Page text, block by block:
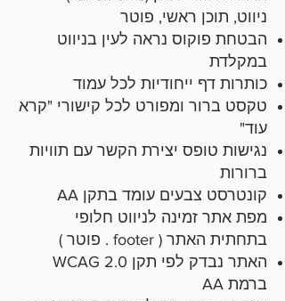
ניווט, תוכן ראשי, פוטר
הבטחת פוקוס נראה לעין בניווט
במקלדת
כותרות דף ייחודיות לכל עמוד
טקסט ברור ומפורט לכל קישורי "קרא
עוד"
נגישות טופס יצירת הקשר עם תוויות
ברורות
קונטרסט צבעים עומד בתקן AA
מפת אתר זמינה לניווט חלופי
בתחתית האתר ( footer . פוטר )
האתר נבדק לפי תקן WCAG 2.0
ברמת AA